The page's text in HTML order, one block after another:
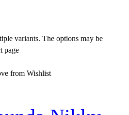
variants. The options may be
page
from Wishlist